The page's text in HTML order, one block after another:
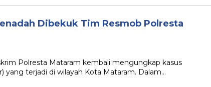
Dibekuk Tim Resmob Polresta
Polresta Mataram kembali mengungkap kasus
yang terjadi di wilayah Kota Mataram. Dalam…